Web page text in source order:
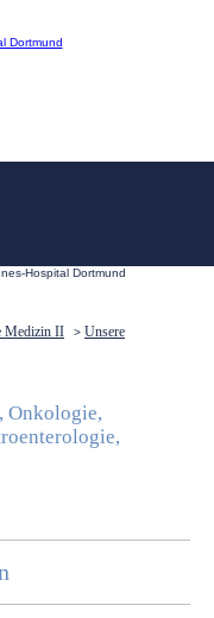
Medizin II > Unsere
Onkologie,